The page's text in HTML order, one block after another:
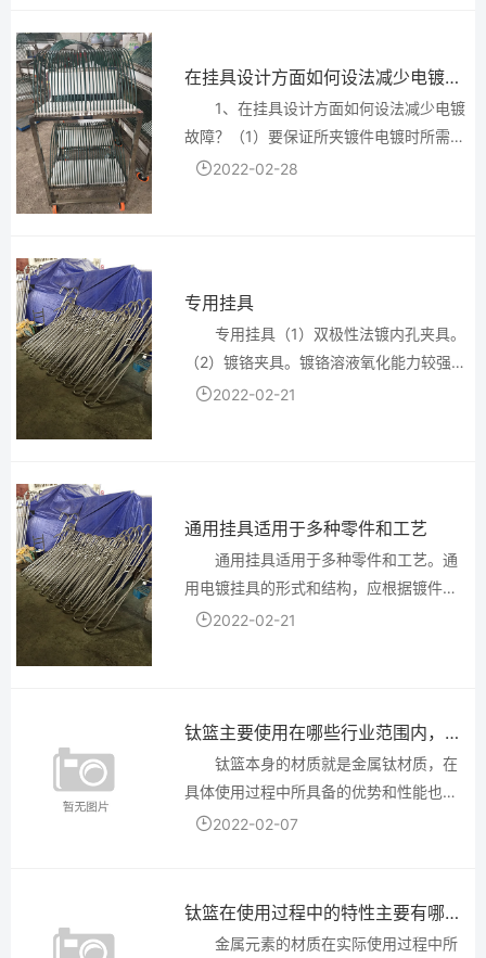
在挂具设计方面如何设法减少电镀故障
1、在挂具设计方面如何设法减少电镀
故障？（1）要保证所夹镀件电镀时所需电
流的畅通。根据镀件和夹具暴露部位的表
2022-02-28
专用挂具
专用挂具（1）双极性法镀内孔夹具。
（2）镀铬夹具。镀铬溶液氧化能力较强，
挂具材料应稳定，可用钛或紫铜作挂具。
2022-02-21
通用挂具适用于多种零件和工艺
通用挂具适用于多种零件和工艺。通
用电镀挂具的形式和结构，应根据镀件的
几何形状、镀层的技术要求、工艺方法和
2022-02-21
钛篮主要使用在哪些行业范围内，作用有哪些
钛篮本身的材质就是金属钛材质，在
具体使用过程中所具备的优势和性能也不
同，在选择的时候除了需要看看使用的行
择，基本上也都可以正常...
2022-02-07
钛篮在使用过程中的特性主要有哪些？
金属元素的材质在实际使用过程中所